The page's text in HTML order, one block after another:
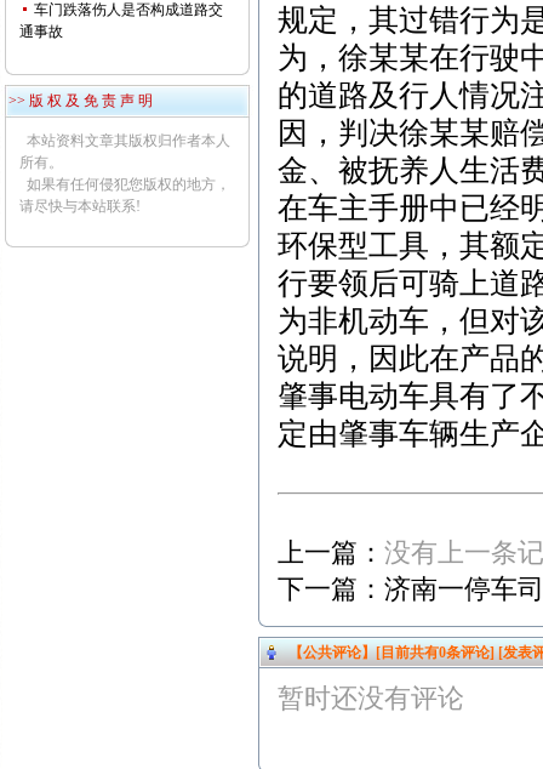
车门跌落伤人是否构成道路交
通事故
>> 版 权 及 免 责 声 明
本站资料文章其版权归作者本人
所有。
如果有任何侵犯您版权的地方，
请尽快与本站联系!
规定，其过错行为
为，徐某某在行驶
的道路及行人情况
因，判决徐某某赔
金、被抚养人生活
在车主手册中已经
环保型工具，其额
行要领后可骑上道
为非机动车，但对
说明，因此在产品
肇事电动车具有了
定由肇事车辆生产
上一篇： 没有上一条
下一篇： 济南一停车
【公共评论】[目前共有0条评论][发表
暂时还没有评论